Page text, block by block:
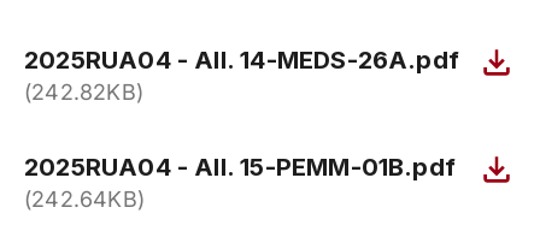
2025RUA04 - All. 14-MEDS-26A.pdf
(242.82KB)
2025RUA04 - All. 15-PEMM-01B.pdf
(242.64KB)